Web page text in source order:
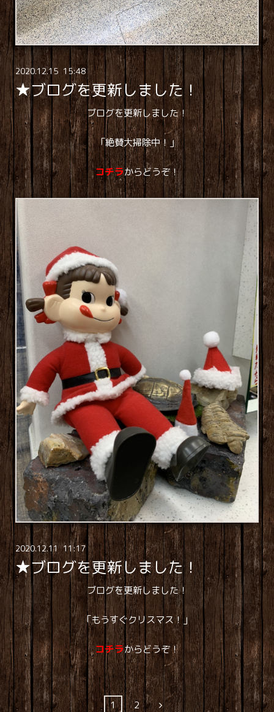
2020.12.15 15:48
★ブログを更新しました！
ブログを更新しました！
「絶賛大掃除中！」
コチラからどうぞ！
2020.12.11 11:17
★ブログを更新しました！
ブログを更新しました！
「もうすぐクリスマス！」
コチラからどうぞ！
1 2